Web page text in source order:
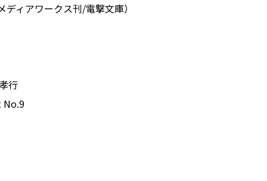
ィアワークス刊/電撃文庫）
行
No.9